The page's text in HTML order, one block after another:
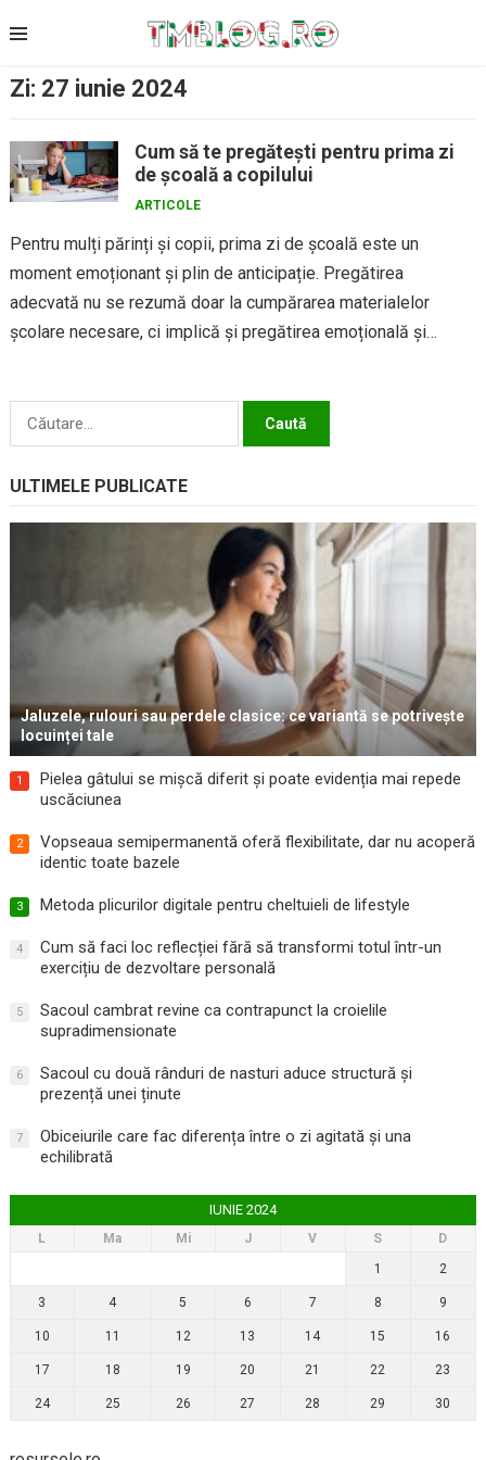
to
Zi: 27 iunie 2024
Cum să te pregătești pentru prima zi
de școală a copilului
ARTICOLE
Pentru mulți părinți și copii, prima zi de școală este un
moment emoționant și plin de anticipație. Pregătirea
adecvată nu se rezumă doar la cumpărarea materialelor
școlare necesare, ci implică și pregătirea emoțională și
Caută
ULTIMELE PUBLICATE
Jaluzele, rulouri sau perdele clasice: ce variantă se potrivește
locuinței tale
1
Pielea gâtului se mișcă diferit și poate evidenția mai repede
uscăciunea
2
Vopseaua semipermanentă oferă flexibilitate, dar nu acoperă
identic toate bazele
3 Metoda plicurilor digitale pentru cheltuieli de lifestyle
4
Cum să faci loc reflecției fără să transformi totul într-un
exercițiu de dezvoltare personală
5
Sacoul cambrat revine ca contrapunct la croielile
supradimensionate
6
Sacoul cu două rânduri de nasturi aduce structură și
prezență unei ținute
7
Obiceiurile care fac diferența între o zi agitată și una
echilibrată
IUNIE 2024
L Ma Mi J V S
D
1
2
3 4 5 6 7 8 9
10 11 12 13 14 15 16
17 18 19 20 21 22 23
24 25 26 27 28 29 30